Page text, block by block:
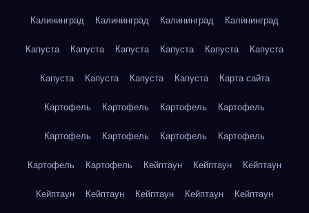
Калининград Калининград Калининград Калининград
Капуста Капуста Капуста Капуста Капуста Капуста
Капуста Капуста Капуста Капуста Карта сайта
Картофель Картофель Картофель Картофель
Картофель Картофель Картофель Картофель
Картофель Картофель Кейптаун Кейптаун Кейптаун
Кейптаун Кейптаун Кейптаун Кейптаун Кейптаун